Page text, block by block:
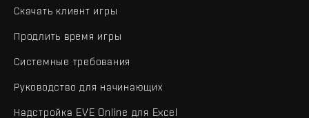
Скачать клиент игры
Продлить время игры
Системные требования
Руководство для начинающих
Надстройка EVE Online для Excel